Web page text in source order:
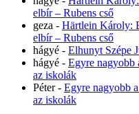
elbír – Rubens cső
geza - Härtlein Károly:
elbír – Rubens cső
hágyé - Elhunyt Szépe
hágyé - Egyre nagyobb
az iskolák
Péter- Egyre nagyobb
az iskolák